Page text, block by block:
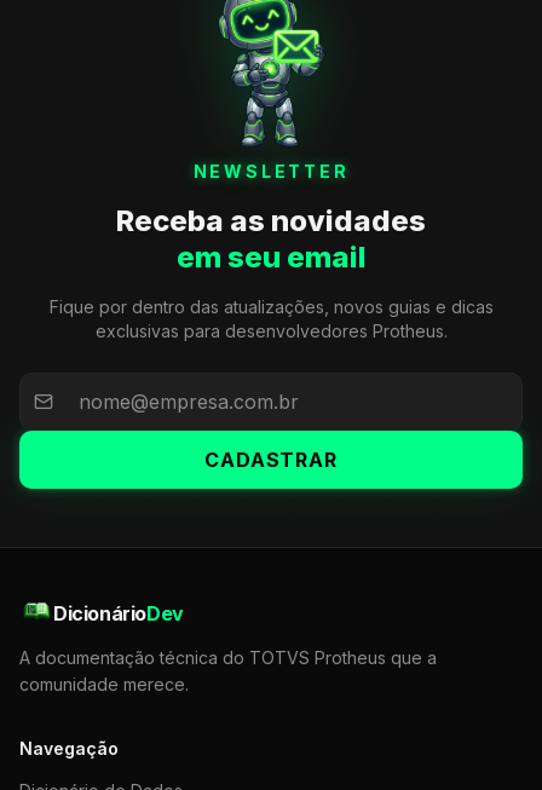
NEWSLETTER
Receba as novidades
em seu email
Fique por dentro das atualizações, novos guias e dicas
exclusivas para desenvolvedores Protheus.
CADASTRAR
DicionárioDev
A documentação técnica do TOTVS Protheus que a
comunidade merece.
Navegação